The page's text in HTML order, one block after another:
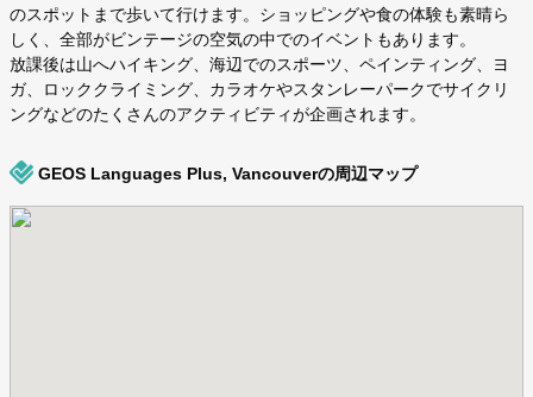
のスポットまで歩いて行けます。ショッピングや食の体験も素晴ら
しく、全部がビンテージの空気の中でのイベントもあります。
放課後は山へハイキング、海辺でのスポーツ、ペインティング、ヨ
ガ、ロッククライミング、カラオケやスタンレーパークでサイクリ
ングなどのたくさんのアクティビティが企画されます。
GEOS Languages Plus, Vancouverの周辺マップ